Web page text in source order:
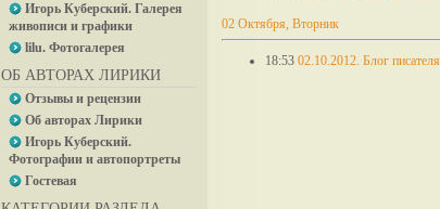
Игорь Куберский. Галерея
живописи и графики
lilu. Фотогалерея
ОБ АВТОРАХ ЛИРИКИ
Отзывы и рецензии
Об авторах Лирики
Игорь Куберский.
Фотографии и автопортреты
Гостевая
02 Октября, Вторник
18:53 02.10.2012. Блог писателя